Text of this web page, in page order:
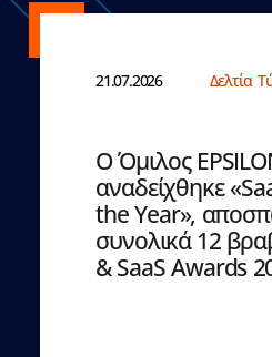
21.07.2026 Δελτία
Ο Όμιλος
αναδείχθηκε
the Year»,
συνολικά 12
& SaaS Awards